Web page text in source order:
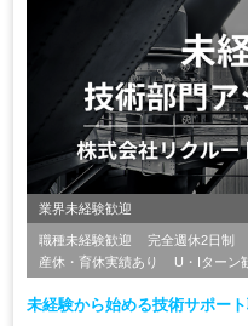
業界未経験歓迎
職種未経験歓迎 完全週休2日制
産休・育休実績あり
U・Iターン
未経験から始める技術サポー